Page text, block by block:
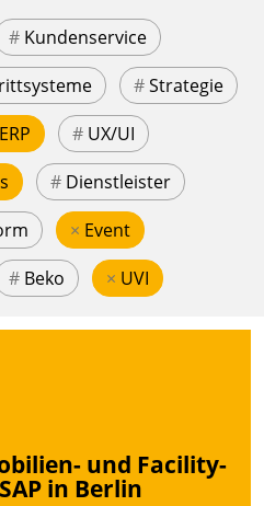
# Kundenservice
#Strategie
ERP # UX/UI
# Dienstleister
× Event
# Beko × UVI
und Facility-
in Berlin